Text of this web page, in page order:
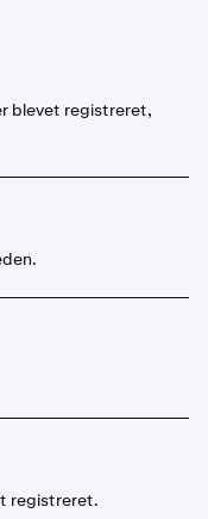
blevet registreret,
registreret.